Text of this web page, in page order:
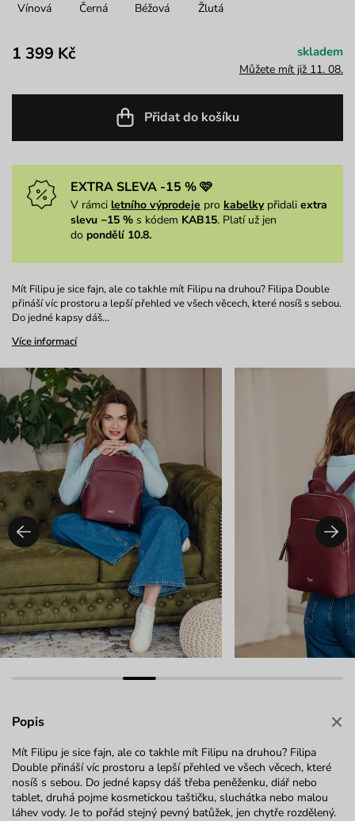
Vínová Černá Béžová Žlutá
1 399 Kč skladem
Můžete mít již 11. 08.
Přidat do košíku
EXTRA SLEVA -15 % 🩷
V rámci letního výprodeje pro kabelkypřidali extra
slevu −15 % s kódem KAB15. Platí už jen
do pondělí 10.8.
Mít Filipu je sice fajn, ale co takhle mít Filipu na druhou? Filipa Double
přináší víc prostoru a lepší přehled ve všech věcech, které nosíš s sebou.
Do jedné kapsy dáš…
Více informací
Popis
Mít Filipu je sice fajn, ale co takhle mít Filipu na druhou? Filipa
Double přináší víc prostoru a lepší přehled ve všech věcech, které
nosíš s sebou. Do jedné kapsy dáš třeba peněženku, diář nebo
tablet, druhá pojme kosmetickou taštičku, sluchátka nebo malou
láhev vody. Je to pořád stejný pevný batůžek, jen chytře rozdělený.